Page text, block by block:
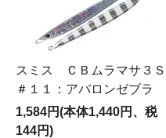
スミス ＣＢムラマサ３Ｓ
＃１１：アバロンゼブラ
1,584円(本体1,440円、税
144円)